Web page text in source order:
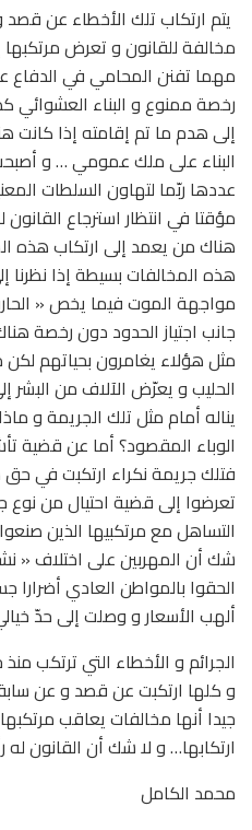
يتم ارتكاب تلك الأخطاء عن قصد
مخالفة للقانون و تعرض
مهما تفنن المحامي في الدفاع
رخصة ممنوع و البناء العشوائي
إلى هدم ما تم إقامته إذا كانت
البناء على ملك عمومي … و
عددها ربّما لتهاون السلطات
مؤقتا في انتظار استرجاع
هناك من يعمد إلى ارتكاب هذه
هذه المخالفات بسيطة إذا
مواجهة الموت فيما يخص «
جانب اجتياز الحدود دون رخصة
مثل هؤلاء يغامرون بحياتهم
الحليب و يعرّض الآلاف من
يناله أمام مثل تلك الجريمة و
الوباء المقصود؟ أما عن قضية
فتلك جريمة نكراء ارتكبت في حق
تعرضوا إلى قضية احتيال من
التساهل مع مرتكبيها الذين
شك أن المهربين على اختلاف «
الحقوا بالمواطن العادي
ألهب الأسعار و وصلت إلى حدّ
و كلها ارتكبت عن قصد و عن
جيدا أنها مخالفات يعاقب
ارتكابها… و لا شك أن القانون
محمد الكامل